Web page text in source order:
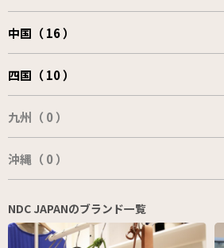
中国（ 16 ）
四国（ 10 ）
九州（ 0 ）
沖縄（ 0 ）
NDC JAPANのブランド一覧